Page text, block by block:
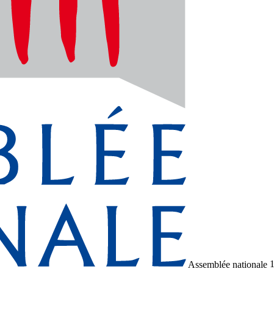
Assemblée nationale